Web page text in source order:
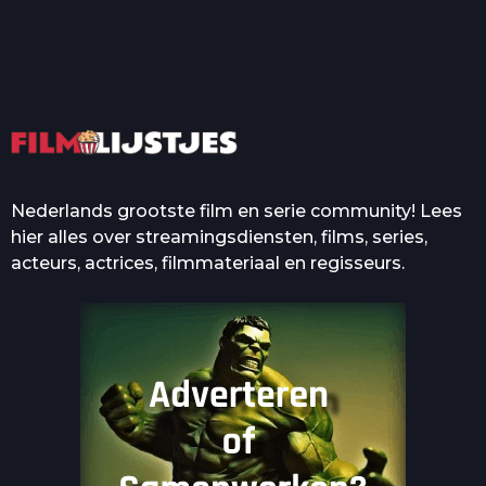
Nederlands grootste film en serie community! Lees
hier alles over streamingsdiensten, films, series,
acteurs, actrices, filmmateriaal en regisseurs.